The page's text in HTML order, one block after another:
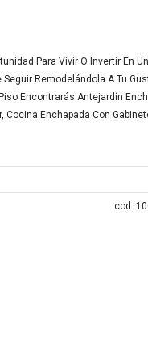
Para Vivir O Invertir En
Remodelándola A Tu
Encontrarás Antejardín
Cocina Enchapada Con
cod: